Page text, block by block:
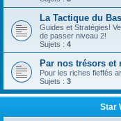
La Tactique du
Guides et Stratégies!
de passer niveau 2!
Sujets : 4
Par nos trésors et
Pour les riches fieffés
Sujets : 3
Star